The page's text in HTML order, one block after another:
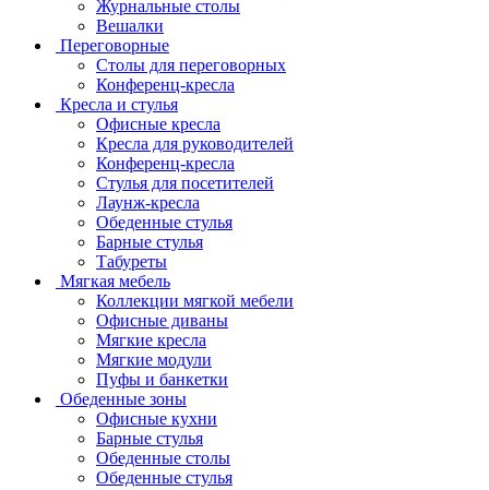
Журнальные столы
Вешалки
Переговорные
Столы для переговорных
Конференц-кресла
Кресла и стулья
Офисные кресла
Кресла для руководителей
Конференц-кресла
Стулья для посетителей
Лаунж-кресла
Обеденные стулья
Барные стулья
Табуреты
Мягкая мебель
Коллекции мягкой мебели
Офисные диваны
Мягкие кресла
Мягкие модули
Пуфы и банкетки
Обеденные зоны
Офисные кухни
Барные стулья
Обеденные столы
Обеденные стулья